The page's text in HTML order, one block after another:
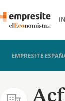
EMPRESITE